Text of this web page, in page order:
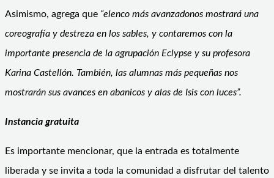
Asimismo, agrega que “elenco más avanzadonos mostrará una
coreografía y destreza en los sables, y contaremos con la
importante presencia de la agrupación Eclypse y su profesora
Karina Castellón. También, las alumnas más pequeñas nos
mostrarán sus avances en abanicos y alas de Isis con luces”.
Instancia gratuita
Es importante mencionar, que la entrada es totalmente
liberada y se invita a toda la comunidad a disfrutar del talento